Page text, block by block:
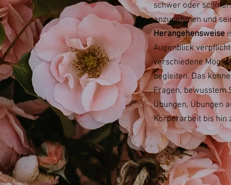
schwer oder
anzunehmen und
Herangehensweise
Augenblick
verschiedene
begleiten. Das
Fragen, bewusstem
Übungen, Übungen
Körperarbeit bis hin